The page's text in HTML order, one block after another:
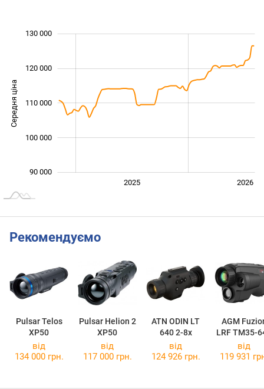
Середня ціна 100 000
90 000
100 000
110 000
120 000
130 000
2025 2026
Рекомендуємо
Pulsar Telos
XP50
Pulsar Helion 2
XP50
ATN ODIN LT
640 2-8x
AGM
LRF TM35-
від
134 000 грн.
від
117 000 грн.
від
124 926 грн.
від
119 931